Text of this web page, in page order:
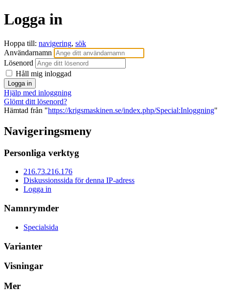
Logga in
Hoppa till: navigering, sök
Användarnamn
Lösenord
Håll mig inloggad
Hjälp med inloggning
Glömt ditt lösenord?
Hämtad från "https://krigsmaskinen.se/index.php/Special:Inloggning"
Navigeringsmeny
Personliga verktyg
216.73.216.176
Diskussionssida för denna IP-adress
Logga in
Namnrymder
Specialsida
Varianter
Visningar
Mer